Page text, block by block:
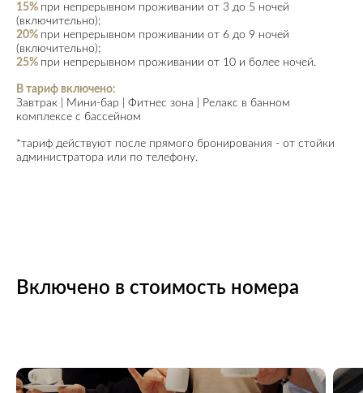
15% при непрерывном проживании от 3 до 5 ночей
(включительно);
20% при непрерывном проживании от 6 до 9 ночей
(включительно);
25% при непрерывном проживании от 10 и более ночей.
В тариф включено:
Завтрак | Мини-бар | Фитнес зона | Релакс в банном
комплексе с бассейном
*тариф действуют после прямого бронирования - от стойки
администратора или по телефону.
Включено в стоимость номера